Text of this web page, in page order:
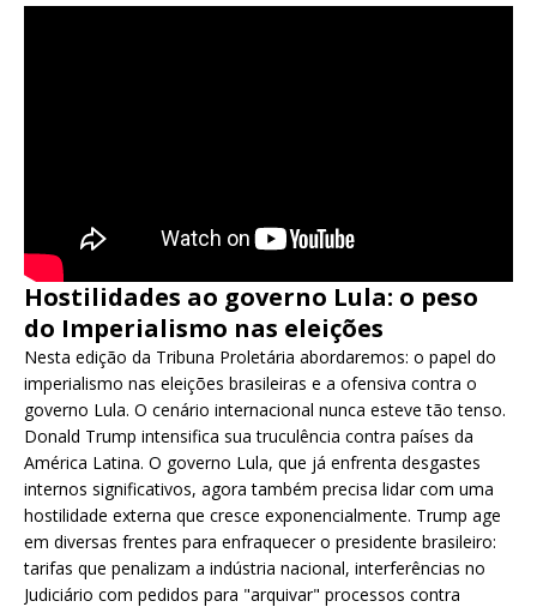
Hostilidades ao governo Lula: o peso
do Imperialismo nas eleições
Nesta edição da Tribuna Proletária abordaremos: o papel do
imperialismo nas eleições brasileiras e a ofensiva contra o
governo Lula. O cenário internacional nunca esteve tão tenso.
Donald Trump intensifica sua truculência contra países da
América Latina. O governo Lula, que já enfrenta desgastes
internos significativos, agora também precisa lidar com uma
hostilidade externa que cresce exponencialmente. Trump age
em diversas frentes para enfraquecer o presidente brasileiro:
tarifas que penalizam a indústria nacional, interferências no
Judiciário com pedidos para "arquivar" processos contra